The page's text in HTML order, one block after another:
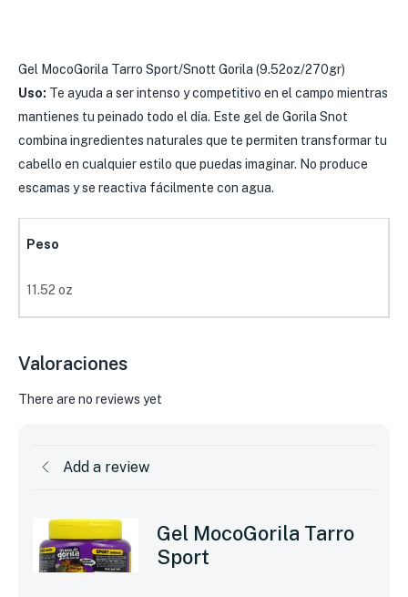
Gel MocoGorila Tarro Sport/Snott Gorila (9.52oz/270gr)
Uso: Te ayuda a ser intenso y competitivo en el campo mientras
mantienes tu peinado todo el día. Este gel de Gorila Snot
combina ingredientes naturales que te permiten transformar tu
cabello en cualquier estilo que puedas imaginar. No produce
escamas y se reactiva fácilmente con agua.
Peso
11.52 oz
Valoraciones
There are no reviews yet
Add a review
Gel MocoGorila Tarro
Sport